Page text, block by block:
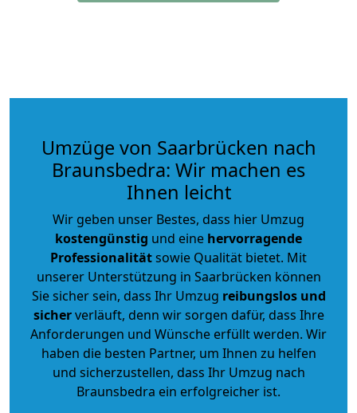
Umzüge von Saarbrücken nach
Braunsbedra: Wir machen es
Ihnen leicht
Wir geben unser Bestes, dass hier Umzug
kostengünstig und eine hervorragende
Professionalitätsowie Qualität bietet. Mit
unserer Unterstützung in Saarbrücken können
Sie sicher sein, dass Ihr Umzug reibungslos und
sicherverläuft, denn wir sorgen dafür, dass Ihre
Anforderungen und Wünsche erfüllt werden. Wir
haben die besten Partner, um Ihnen zu helfen
und sicherzustellen, dass Ihr Umzug nach
Braunsbedra ein erfolgreicher ist.